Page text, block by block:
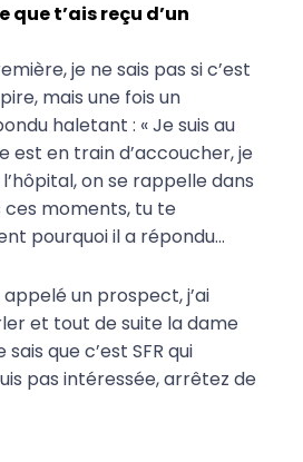
que t’ais reçu d’un
je ne sais pas si c’est
mais une fois un
haletant : « Je suis au
est en train d’accoucher, je
on se rappelle dans
ces moments, tu te
pourquoi il a répondu…
appelé un prospect, j’ai
et tout de suite la dame
sais que c’est SFR qui
pas intéressée, arrêtez de